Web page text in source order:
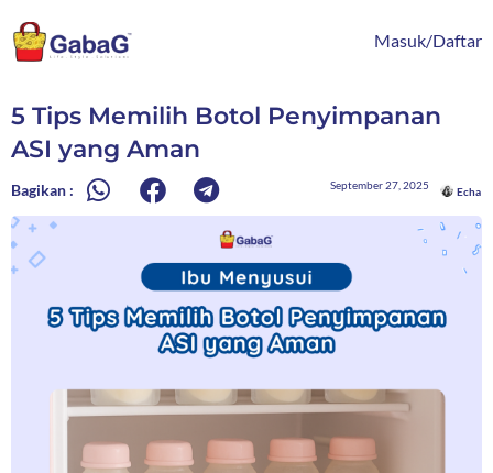
ke
konten
Masuk/Daftar
5 Tips Memilih Botol Penyimpanan
ASI yang Aman
Bagikan : September 27, 2025
Echa